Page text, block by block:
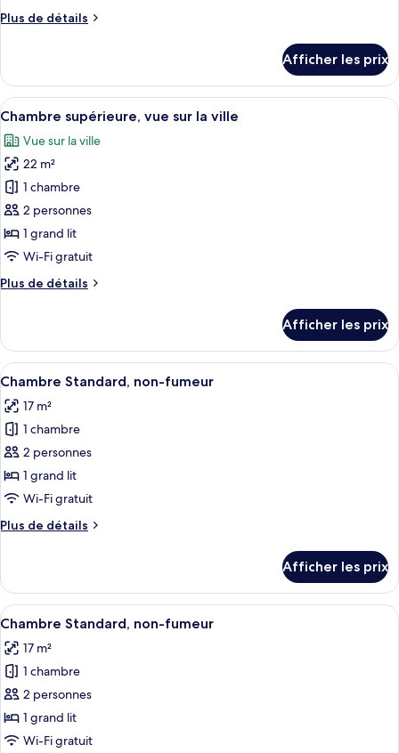
chambre :
non-
fumeur
Plus de détails
Plus
Chambre
Standard,
non-
Afficher les prix
Afficher
toutes
les
photos
pour
ce
type
de
chambre :
Chambre
sur
la
ville
Une chambre d’hôtel moderne
29
Chambre supérieure, vue sur la ville
Vue sur la ville
22 m²
1 chambre
2 personnes
1 grand lit
Wi-Fi gratuit
Plus de détails
Plus
Chambre
supérieure,
vue
la
ville
Afficher les prix
Afficher
toutes
les
photos
pour
ce
type
chambre :
non-
fumeur
Bureau, espace de travail pour
18
Chambre Standard, non-fumeur
17 m²
1 chambre
2 personnes
1 grand lit
Wi-Fi gratuit
Plus de détails
Plus
Chambre
Standard,
non-
Afficher les prix
Afficher
toutes
les
photos
pour
ce
type
Une chambre d’hôtel avec un
18
Chambre Standard, non-fumeur
17 m²
1 chambre
2 personnes
1 grand lit
Wi-Fi gratuit